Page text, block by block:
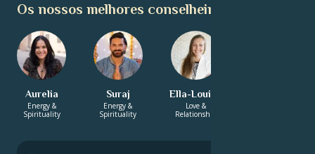
Os nossos melhores conselheiros:
Aurelia
Energy &
Spirituality
Suraj
Energy &
Spirituality
Ella-Louise
Love &
Relationship